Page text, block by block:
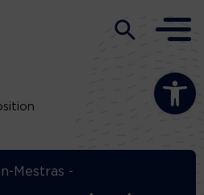
Ouvrir la
Mestras -